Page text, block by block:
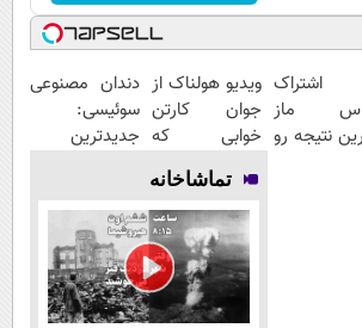
اشتراک
ماز
نتیجه رو
ویدیو هولناک از
جوان کارتن
خوابی که
میلیاردر شد.
آموزش رایگان
دندان مصنوعی
سوئیسی:
جدیدترین
پرداخت قسطی
تماشاخانه